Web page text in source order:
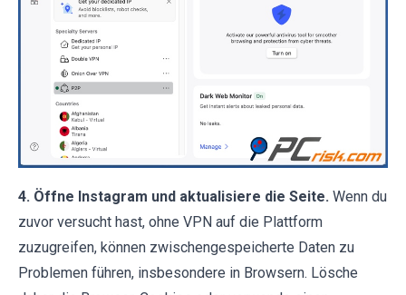
4. Öffne Instagram und aktualisiere die Seite. Wenn du
zuvor versucht hast, ohne VPN auf die Plattform
zuzugreifen, können zwischengespeicherte Daten zu
Problemen führen, insbesondere in Browsern. Lösche